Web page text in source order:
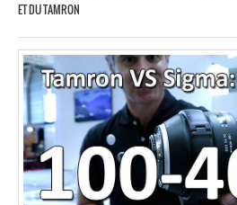
ET DU TAMRON